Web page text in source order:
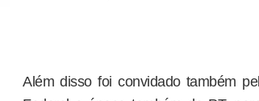
Além disso foi convidado também